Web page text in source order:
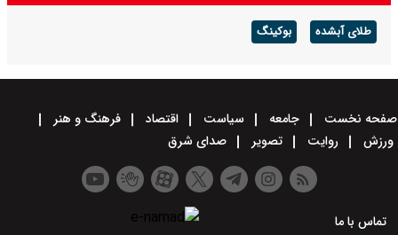
طلای آبشده بوکینگ
صفحه نخست جامعه سیاست اقتصاد
فرهنگ و هنر
ورزش
روایت تصویر صدای شرق
تماس با ما